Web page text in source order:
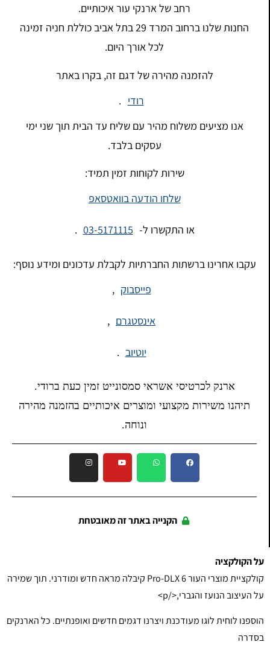
רחב של ארנקי עור איכותיים.
החנות שלנו ברחוב המרד 29 בתל אביב כוללת חניה זמינה
לכל אורך היום.
להזמנה מהירה של דגם זה, בקרו באתר
רודי
אנו מציעים משלוח מהיר עם שליח עד הבית תוך שני ימי
עסקים בלבד.
שירות לקוחות זמין תמיד:
שלחו הודעה בוואטסאפ
או התקשרו ל- 03-5171115
עקבו אחרינו ברשתות החברתיות לקבלת עדכונים ומידע נוסף:
פייסבוק
אינסטגרם
יוטיוב
ארנק לכרטיסי אשראי סמסונייט זמין כעת ברודי.
תיהנו משירות מקצועי ומוצרים איכותיים בהזמנה מהירה
ונוחה.
הקנייה באתר זה מאובטחת
על הקולקציה
קולקציית מוצרי העור Pro-DLX 6 קיבלה מראה חדש ומודרני. תוך שמירה
על העיצוב הנועז והגברי,</p>
הוספנו לוחית לוגו מעודכנת ויצרנו דגמים חדשים ואופנתיים. כל הארנקים
בסדרה